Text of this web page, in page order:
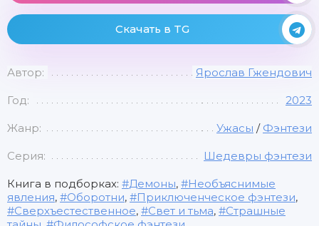
Скачать в TG
Автор: Ярослав Гжендович
Год: 2023
Жанр: Ужасы / Фэнтези
Серия: Шедевры фэнтези
Книга в подборках: Демоны,
Необъяснимые
явления, Оборотни, Приключенческое фэнтези,
Сверхъестественное, Свет и тьма,
Страшные